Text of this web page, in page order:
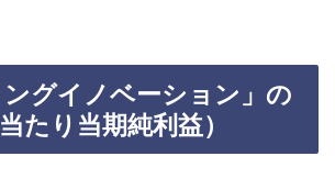
ングイノベーション」の
たり当期純利益）